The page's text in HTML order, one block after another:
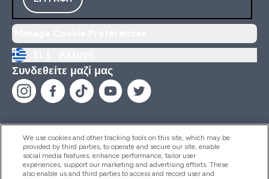
Συνδεθείτε μαζί μας
Βοήθεια & Πληροφορίες
We use cookies and other tracking tools on this site, which may be
provided by third parties, to operate and secure our site, enable
social media features, enhance performance, tailor user
experiences, support our marketing and advertising efforts. These
also enable us and third parties to access and record user and